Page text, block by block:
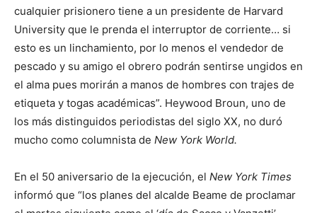
cualquier prisionero tiene a un presidente de Harvard
University que le prenda el interruptor de corriente… si
esto es un linchamiento, por lo menos el vendedor de
pescado y su amigo el obrero podrán sentirse ungidos en
el alma pues morirán a manos de hombres con trajes de
etiqueta y togas académicas”. Heywood Broun, uno de
los más distinguidos periodistas del siglo XX, no duró
mucho como columnista de New York World.
En el 50 aniversario de la ejecución, el New York Times
informó que “los planes del alcalde Beame de proclamar